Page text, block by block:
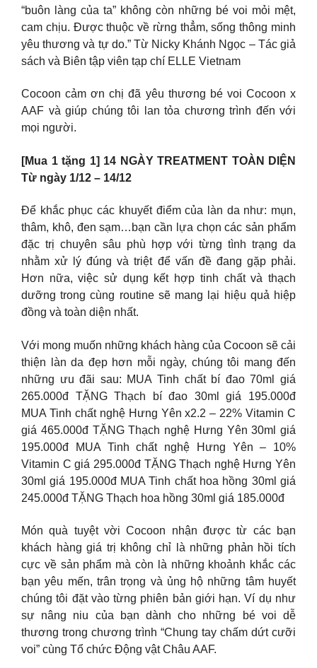
“buôn làng của ta” không còn những bé voi mỏi mệt,
cam chịu. Được thuộc về rừng thẳm, sống thông minh
yêu thương và tự do.” Từ Nicky Khánh Ngọc – Tác giả
sách và Biên tập viên tạp chí ELLE Vietnam
Cocoon cảm ơn chị đã yêu thương bé voi Cocoon x
AAF và giúp chúng tôi lan tỏa chương trình đến với
mọi người.
[Mua 1 tặng 1] 14 NGÀY TREATMENT TOÀN DIỆN
Từ ngày 1/12 – 14/12
Để khắc phục các khuyết điểm của làn da như: mụn,
thâm, khô, đen sạm…bạn cần lựa chọn các sản phẩm
đặc trị chuyên sâu phù hợp với từng tình trạng da
nhằm xử lý đúng và triệt để vấn đề đang gặp phải.
Hơn nữa, việc sử dụng kết hợp tinh chất và thạch
dưỡng trong cùng routine sẽ mang lại hiệu quả hiệp
đồng và toàn diện nhất.
Với mong muốn những khách hàng của Cocoon sẽ cải
thiện làn da đẹp hơn mỗi ngày, chúng tôi mang đến
những ưu đãi sau: MUA Tinh chất bí đao 70ml giá
265.000đ TẶNG Thạch bí đao 30ml giá 195.000đ
MUA Tinh chất nghệ Hưng Yên x2.2 – 22% Vitamin C
giá 465.000đ TẶNG Thạch nghệ Hưng Yên 30ml giá
195.000đ MUA Tinh chất nghệ Hưng Yên – 10%
Vitamin C giá 295.000đ TẶNG Thạch nghệ Hưng Yên
30ml giá 195.000đ MUA Tinh chất hoa hồng 30ml giá
245.000đ TẶNG Thạch hoa hồng 30ml giá 185.000đ
Món quà tuyệt vời Cocoon nhận được từ các bạn
khách hàng giá trị không chỉ là những phản hồi tích
cực về sản phẩm mà còn là những khoảnh khắc các
bạn yêu mến, trân trọng và ủng hộ những tâm huyết
chúng tôi đặt vào từng phiên bản giới hạn. Ví dụ như
sự nâng niu của bạn dành cho những bé voi dễ
thương trong chương trình “Chung tay chấm dứt cưỡi
voi” cùng Tổ chức Động vật Châu AAF.